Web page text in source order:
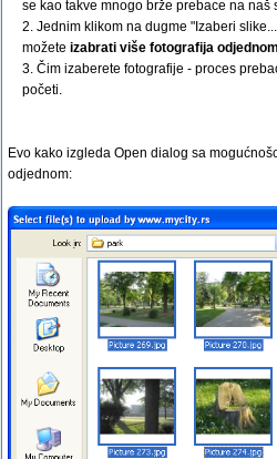
se kao takve mnogo brže prebace na naš
2. Jednim klikom na dugme "Izaberi
možete izabrati više fotografija odjednom
3. Čim izaberete fotografije - proces
početi.
Evo kako izgleda Open dialog sa
odjednom: